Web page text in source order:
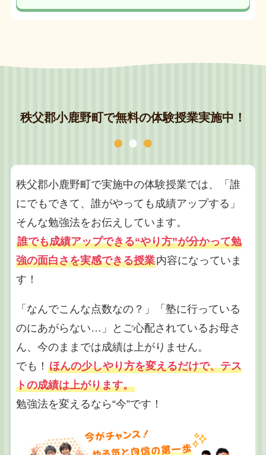
秩父郡小鹿野町で無料の体験授業実施中！
秩父郡小鹿野町で実施中の体験授業では、「誰
にでもできて、誰がやっても成績アップする」
そんな勉強法をお伝えしています。
誰でも成績アップできる“やり方”が分かって勉
強の面白さを実感できる授業内容になっていま
す！
「なんでこんな点数なの？」「塾に行っている
のにあがらない…」とご心配されているお母さ
ん、今のままでは成績は上がりません。
でも！ ほんの少しやり方を変えるだけで、テス
トの成績は上がります。
勉強法を変えるなら“今”です！